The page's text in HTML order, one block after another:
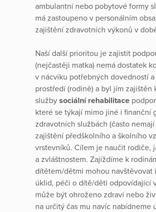
ambulantní nebo pobytové formy
má zastoupeno v personálním
zajištění zdravotních výkonů v
Naší další prioritou je zajistit
(nejčastěji matka) nemá dostatek
v nácviku potřebných dovedností
prostředí (rodině) a byl jím
služby sociální rehabilitace
které se týkají mimo jiné i finanční
zdravotních službách (často
zajištění předškolního a školního
vrstevníků. Cílem je naučit rodiče,
a zvláštnostem. Zajíždíme k
dítětem/dětmi mohou navštěvovat
úklid, péči o dítě/děti odpovídající
může být ohroženo zdraví nebo
na určitý čas mu navíc